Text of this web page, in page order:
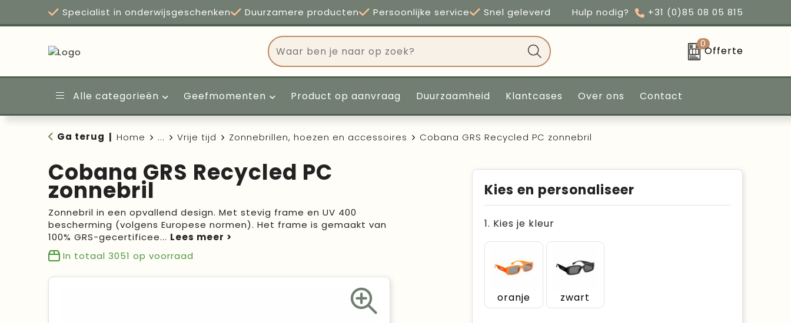
Specialist in onderwijsgeschenken Duurzamere producten Persoonlijke service Snel geleverd Hulp nodig? +31 (0)85 08 05 815
0
Offerte
Alle categorieën Geefmomenten Product op aanvraag Duurzaamheid Klantcases Over ons Contact
Ga terug Home ... Vrije tijd Zonnebrillen, hoezen en accessoires Cobana GRS Recycled PC zonnebril
Cobana GRS Recycled PC
zonnebril
Zonnebril in een opvallend design. Met stevig frame en UV 400
bescherming (volgens Europese normen). Het frame is gemaakt van
100% GRS-gecertificee...
In totaal 3051 op voorraad
Kies en personaliseer
1. Kies je kleur
oranje zwart